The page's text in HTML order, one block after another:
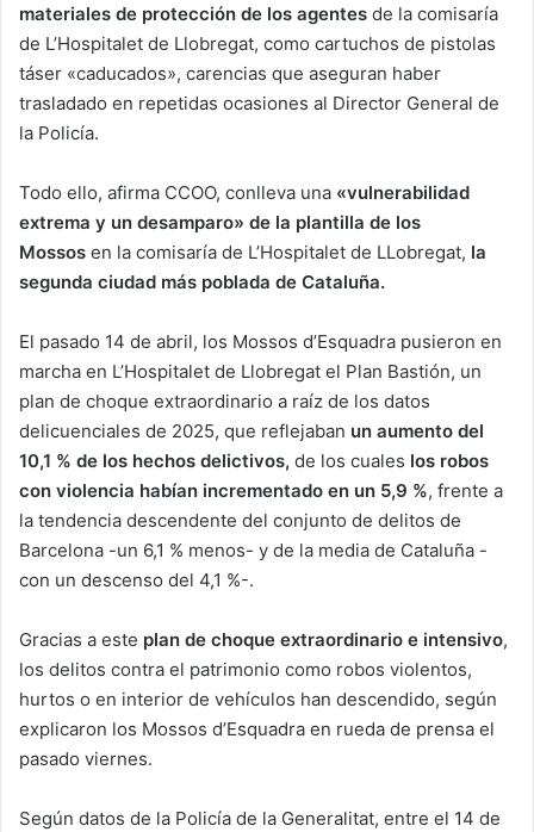
materiales de protección de los agentes de la comisaría
de L’Hospitalet de Llobregat, como cartuchos de pistolas
táser «caducados», carencias que aseguran haber
trasladado en repetidas ocasiones al Director General de
la Policía.
Todo ello, afirma CCOO, conlleva una «vulnerabilidad
extrema y un desamparo» de la plantilla de los
Mossos en la comisaría de L’Hospitalet de LLobregat, la
segunda ciudad más poblada de Cataluña.
El pasado 14 de abril, los Mossos d’Esquadra pusieron en
marcha en L’Hospitalet de Llobregat el Plan Bastión, un
plan de choque extraordinario a raíz de los datos
delicuenciales de 2025, que reflejaban un aumento del
10,1 % de los hechos delictivos, de los cuales los robos
con violencia habían incrementado en un 5,9 %, frente a
la tendencia descendente del conjunto de delitos de
Barcelona -un 6,1 % menos- y de la media de Cataluña -
con un descenso del 4,1 %-.
Gracias a este plan de choque extraordinario e intensivo,
los delitos contra el patrimonio como robos violentos,
hurtos o en interior de vehículos han descendido, según
explicaron los Mossos d’Esquadra en rueda de prensa el
pasado viernes.
Según datos de la Policía de la Generalitat, entre el 14 de